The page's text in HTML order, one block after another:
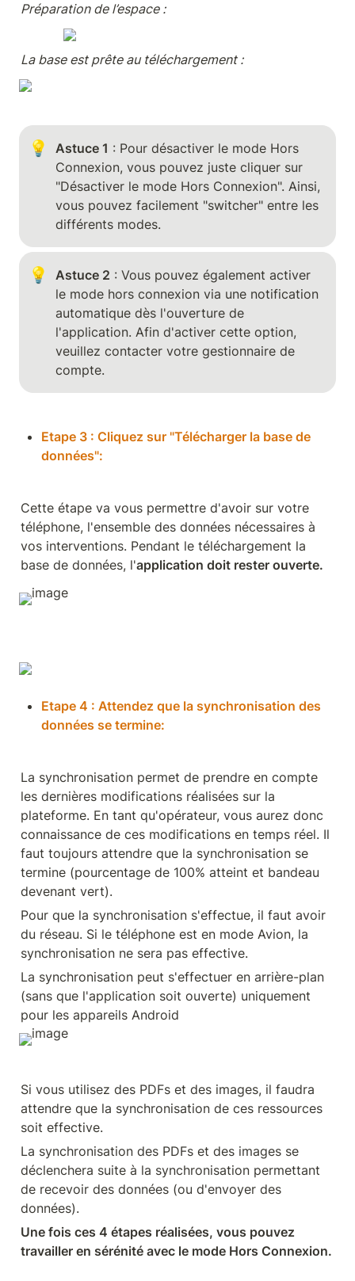
Préparation de l’espace :
La base est prête au téléchargement :
💡 Astuce 1 : Pour désactiver le mode Hors
Connexion, vous pouvez juste cliquer sur
"Désactiver le mode Hors Connexion". Ainsi,
vous pouvez facilement "switcher" entre les
différents modes.
💡 Astuce 2 : Vous pouvez également activer
le mode hors connexion via une notification
automatique dès l'ouverture de
l'application. Afin d'activer cette option,
veuillez contacter votre gestionnaire de
compte.
Etape 3 : Cliquez sur "Télécharger la base de
données":
Cette étape va vous permettre d'avoir sur votre
téléphone, l'ensemble des données nécessaires à
vos interventions. Pendant le téléchargement la
base de données, l'application doit rester ouverte.
Etape 4 : Attendez que la synchronisation des
données se termine:
La synchronisation permet de prendre en compte
les dernières modifications réalisées sur la
plateforme. En tant qu'opérateur, vous aurez donc
connaissance de ces modifications en temps réel. Il
faut toujours attendre que la synchronisation se
termine (pourcentage de 100% atteint et bandeau
devenant vert).
Pour que la synchronisation s'effectue, il faut avoir
du réseau. Si le téléphone est en mode Avion, la
synchronisation ne sera pas effective.
La synchronisation peut s'effectuer en arrière-plan
(sans que l'application soit ouverte) uniquement
pour les appareils Android
Si vous utilisez des PDFs et des images, il faudra
attendre que la synchronisation de ces ressources
soit effective.
La synchronisation des PDFs et des images se
déclenchera suite à la synchronisation permettant
de recevoir des données (ou d'envoyer des
données).
Une fois ces 4 étapes réalisées, vous pouvez
travailler en sérénité avec le mode Hors Connexion.